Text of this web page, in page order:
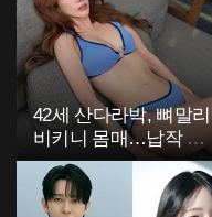
42세 산다라박, 뼈말리
비키니 몸매…납작 복
부에 깜짝